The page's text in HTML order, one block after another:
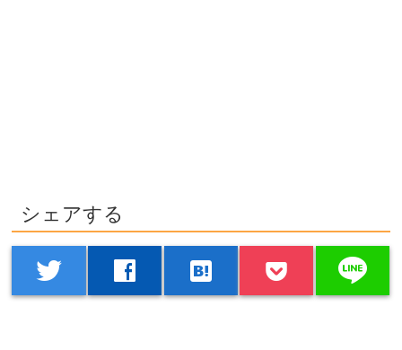
シェアする
twitter facebook hatenabookmark line